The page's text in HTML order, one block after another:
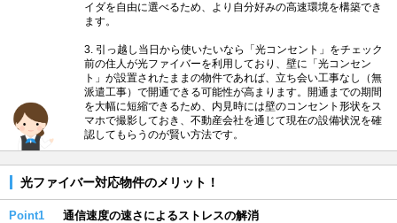
イダを自由に選べるため、より自分好みの高速環境を構築でき
ます。
3. 引っ越し当日から使いたいなら「光コンセント」をチェック
前の住人が光ファイバーを利用しており、壁に「光コンセン
ト」が設置されたままの物件であれば、立ち会い工事なし（無
派遣工事）で開通できる可能性が高まります。開通までの期間
を大幅に短縮できるため、内見時には壁のコンセント形状をス
マホで撮影しておき、不動産会社を通じて現在の設備状況を確
認してもらうのが賢い方法です。
光ファイバー対応物件のメリット！
Point1 通信速度の速さによるストレスの解消